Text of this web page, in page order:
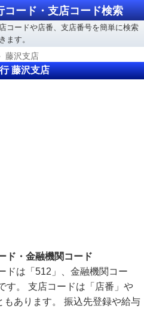
コード・支店コード検索
コードや店番、支店番号を簡単に検索
ます。
藤沢支店
藤沢支店
ド・金融機関コード
ドは「512」、金融機関コー
す。 支店コードは「店番」や
もあります。 振込先登録や給与